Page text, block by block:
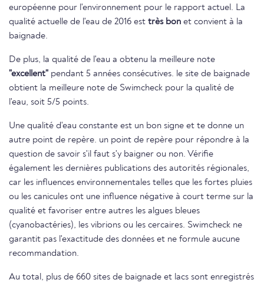
européenne pour l'environnement pour le rapport actuel. La
qualité actuelle de l'eau de 2016 est très bon et convient à la
baignade.
De plus, la qualité de l'eau a obtenu la meilleure note
"excellent" pendant 5 années consécutives. le site de baignade
obtient la meilleure note de Swimcheck pour la qualité de
l'eau, soit 5/5 points.
Une qualité d'eau constante est un bon signe et te donne un
autre point de repère. un point de repère pour répondre à la
question de savoir s'il faut s'y baigner ou non. Vérifie
également les dernières publications des autorités régionales,
car les influences environnementales telles que les fortes pluies
ou les canicules ont une influence négative à court terme sur la
qualité et favoriser entre autres les algues bleues
(cyanobactéries), les vibrions ou les cercaires. Swimcheck ne
garantit pas l'exactitude des données et ne formule aucune
recommandation.
Au total, plus de 660 sites de baignade et lacs sont enregistrés